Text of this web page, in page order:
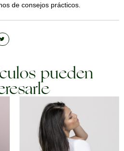
de consejos prácticos.
pueden